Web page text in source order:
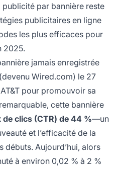
par bannière reste
publicitaires en ligne
les plus efficaces pour
2025.
jamais enregistrée
Wired.com) le 27
pour promouvoir sa
cette bannière
de clics (CTR) de 44 %—un
et l’efficacité de la
débuts. Aujourd’hui, alors
à environ 0,02 % à 2 %